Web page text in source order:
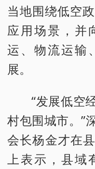
当地围绕低空
应用场景，并
运、物流运输
展。
“发展低空
村包围城市。”
会长杨金才在
上表示，县域